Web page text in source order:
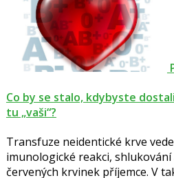
Co by se stalo, kdybyste
tu „vaši“?
Transfuze neidentické krve
imunologické reakci,
červených krvinek příjemce. V